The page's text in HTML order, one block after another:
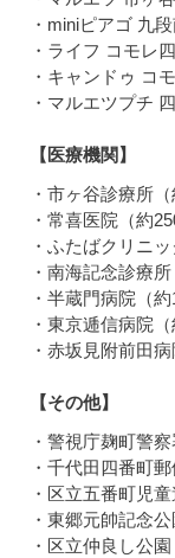
・miniピアゴ 九
・ライフ コモレ
・キャンドゥ コ
・マルエツプチ
【医療機関】
・市ヶ谷診療所（
・常喜医院（約
・ふたばクリニッ
・南海記念診療所
・半蔵門病院（約
・東京逓信病院（
・赤坂見附前田病
【その他】
・警視庁麹町警
・千代田四番町
・区立五番町児
・東郷元帥記念公
・区立仲良し公園